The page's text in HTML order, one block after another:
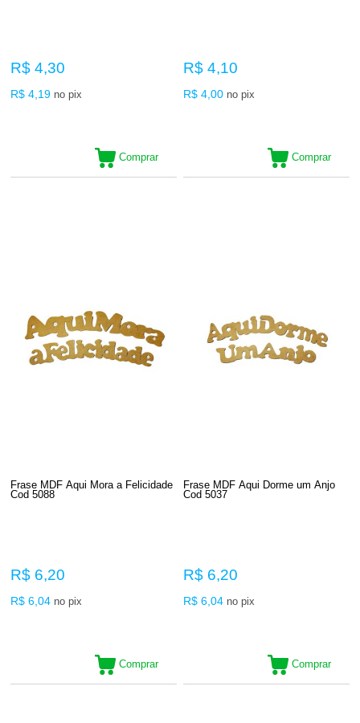
R$ 4,30
R$ 4,19 no pix
Comprar
R$ 4,10
R$ 4,00 no pix
Comprar
Frase MDF Aqui Mora a Felicidade
Cod 5088
R$ 6,20
R$ 6,04 no pix
Comprar
Frase MDF Aqui Dorme um Anjo
Cod 5037
R$ 6,20
R$ 6,04 no pix
Comprar